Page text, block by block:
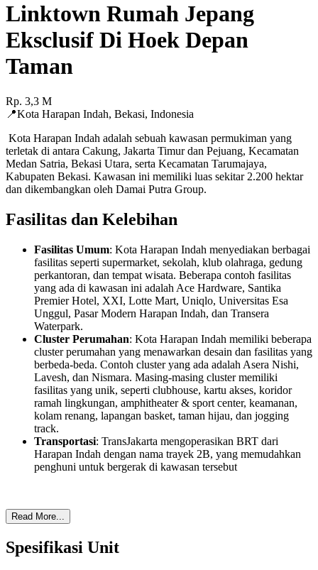
Linktown Rumah Jepang
Eksclusif Di Hoek Depan
Taman
Rp. 3,3 M
📍Kota Harapan Indah, Bekasi, Indonesia
Kota Harapan Indah adalah sebuah kawasan permukiman yang
terletak di antara Cakung, Jakarta Timur dan Pejuang, Kecamatan
Medan Satria, Bekasi Utara, serta Kecamatan Tarumajaya,
Kabupaten Bekasi. Kawasan ini memiliki luas sekitar 2.200 hektar
dan dikembangkan oleh Damai Putra Group.
Fasilitas dan Kelebihan
Fasilitas Umum: Kota Harapan Indah menyediakan berbagai
fasilitas seperti supermarket, sekolah, klub olahraga, gedung
perkantoran, dan tempat wisata. Beberapa contoh fasilitas
yang ada di kawasan ini adalah Ace Hardware, Santika
Premier Hotel, XXI, Lotte Mart, Uniqlo, Universitas Esa
Unggul, Pasar Modern Harapan Indah, dan Transera
Waterpark.
Cluster Perumahan: Kota Harapan Indah memiliki beberapa
cluster perumahan yang menawarkan desain dan fasilitas yang
berbeda-beda. Contoh cluster yang ada adalah Asera Nishi,
Lavesh, dan Nismara. Masing-masing cluster memiliki
fasilitas yang unik, seperti clubhouse, kartu akses, koridor
ramah lingkungan, amphitheater & sport center, keamanan,
kolam renang, lapangan basket, taman hijau, dan jogging
track.
Transportasi: TransJakarta mengoperasikan BRT dari
Harapan Indah dengan nama trayek 2B, yang memudahkan
penghuni untuk bergerak di kawasan tersebut
Read More...
Spesifikasi Unit